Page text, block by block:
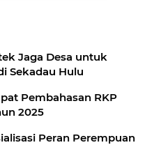
Jaga Desa untuk
Sekadau Hulu
Pembahasan RKP
2025
Peran Perempuan